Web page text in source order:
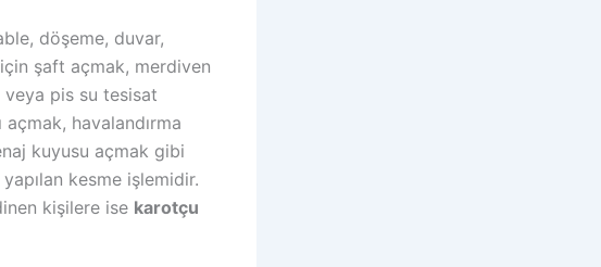
döşeme, duvar,
şaft açmak, merdiven
pis su tesisat
havalandırma
kuyusu açmak gibi
kesme işlemidir.
kişilere ise karotçu